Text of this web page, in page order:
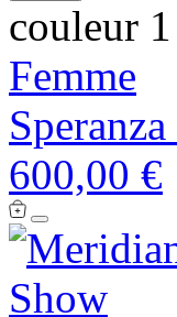
couleur 1
Femme
600,00 €